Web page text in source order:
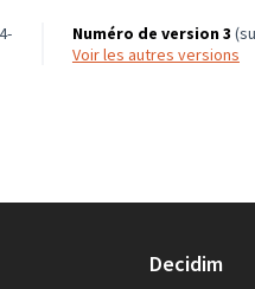
Numéro de version 3
voir les autres versions
Decidim